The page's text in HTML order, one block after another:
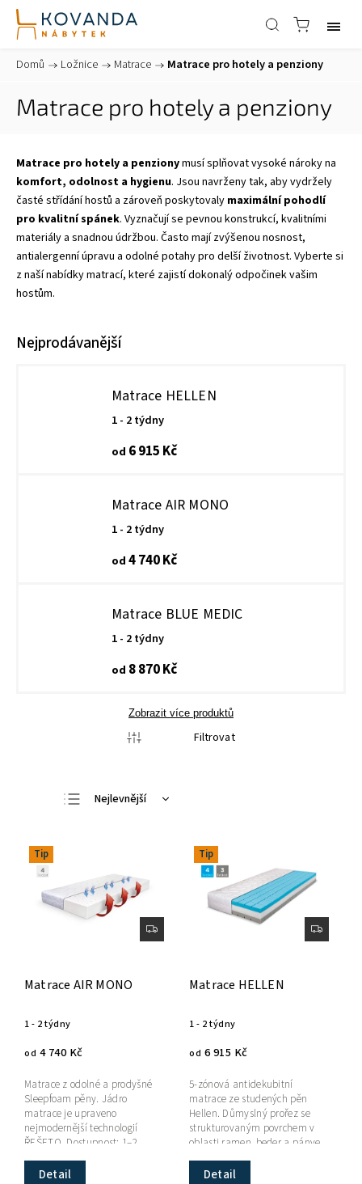
Domů / Ložnice / Matrace / Matrace pro hotely a penziony
Matrace pro hotely a penziony
Matrace pro hotely a penzionymusí splňovat vysoké nároky na
komfort, odolnost a hygienu. Jsou navrženy tak, aby vydržely
časté střídání hostů a zároveň poskytovaly maximální pohodlí
pro kvalitní spánek. Vyznačují se pevnou konstrukcí, kvalitními
materiály a snadnou údržbou. Často mají zvýšenou nosnost,
antialergenní úpravu a odolné potahy pro delší životnost. Vyberte si
z naší nabídky matrací, které zajistí dokonalý odpočinek vašim
hostům.
Nejprodávanější
Matrace HELLEN
1 - 2 týdny
od 6 915 Kč
Matrace AIR MONO
1 - 2 týdny
od 4 740 Kč
Matrace BLUE MEDIC
1 - 2 týdny
od 8 870 Kč
Zobrazit více produktů
Nejlevnější
Abecedně
Tip
Matrace AIR MONO
1 - 2 týdny
od 4 740 Kč
Detail
Matrace z odolné a prodyšné
Sleepfoam pěny. Jádro
matrace je upraveno
nejmodernější technologií
ŘEŠETO. Dostupnost: 1–2
týdny.
Tip
Matrace HELLEN
1 - 2 týdny
od 6 915 Kč
Detail
5-zónová antidekubitní
matrace ze studených pěn
Hellen. Důmyslný prořez se
strukturovaným povrchem v
oblasti ramen, beder a pánve
garantuje vynikající
přizpůsobení se...